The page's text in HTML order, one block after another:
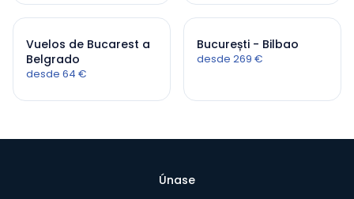
Vuelos de Bucarest a
Belgrado
desde 64 €
București - Bilbao
desde 269 €
Únase